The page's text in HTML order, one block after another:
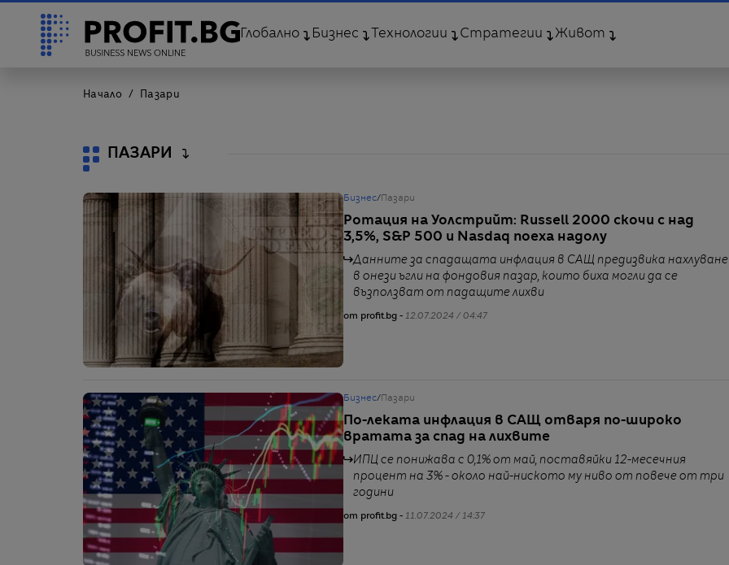
Глобално Бизнес Технологии Стратегии Живот
Начало Пазари
ПАЗАРИ
Бизнес/ Пазари
Ротация на Уолстрийт: Russell 2000 скочи с над
3,5%, S&P 500 и Nasdaq поеха надолу
Данните за спадащата инфлация в САЩ предизвика нахлуване
в онези ъгли на фондовия пазар, които биха могли да се
възползват от падащите лихви
от profit.bg - 12.07.2024 / 04:47
Бизнес/ Пазари
По-леката инфлация в САЩ отваря по-широко
вратата за спад на лихвите
ИПЦ се понижава с 0,1% от май, поставяйки 12-месечния
процент на 3% - около най-ниското му ниво от повече от три
години
от profit.bg - 11.07.2024 / 14:37